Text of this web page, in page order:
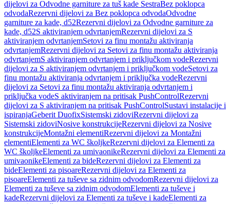
dijelovi za Odvodne garniture za tuš kade SestraBez poklopca
odvodaRezervni dijelovi za Bez poklopca odvodaOdvodne
garniture za kade, d52Rezervni dijelovi za Odvodne garniture za
kade, d52S aktiviranjem odvrtanjemRezervni dijelovi za S
aktiviranjem odvrtanjemSetovi za finu montažu aktiviranja
odvrtanjemRezervni dijelovi za Setovi za finu montažu aktiviranja
odvrtanjemS aktiviranjem odvrtanjem i priključkom vodeRezervni
dijelovi za S aktiviranjem odvrtanjem i priključkom vodeSetovi za
finu montažu aktiviranja odvrtanjem i priključka vodeRezervni
dijelovi za Setovi za finu montažu aktiviranja odvrtanjem i
priključka vodeS aktiviranjem na pritisak PushControlRezervni
dijelovi za S aktiviranjem na pritisak PushControlSustavi instalacije i
ispiranjaGeberit DuofixSistemski zidoviRezervni dijelovi za
Sistemski zidoviNosive konstrukcijeRezervni dijelovi za Nosive
konstrukcijeMontažni elementiRezervni dijelovi za Montažni
elementiElementi za WC školjkeRezervni dijelovi za Elementi za
WC školjkeElementi za umivaonikeRezervni dijelovi za Elementi za
umivaonikeElementi za bideRezervni dijelovi za Elementi za
bideElementi za pisoareRezervni dijelovi za Elementi za
pisoareElementi za tuševe sa zidnim odvodomRezervni dijelovi za
Elementi za tuševe sa zidnim odvodomElementi za tuševe i
kadeRezervni dijelovi za Elementi za tuševe i kadeElementi za